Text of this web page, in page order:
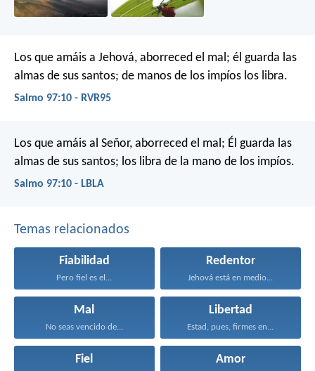
Los que amáis a Jehová, aborreced el mal; él guarda las
almas de sus santos; de manos de los impíos los libra.
Salmo 97:10 - RVR95
Los que amáis al Señor, aborreced el mal; Él guarda las
almas de sus santos; los libra de la mano de los impíos.
Salmo 97:10 - LBLA
Temas relacionados
Fiabilidad
Pero fiel es el...
Redentor
Jehová está en medio...
Mal
No seas vencido de...
Libertad
Estad, pues, firmes en...
Fiel Amor